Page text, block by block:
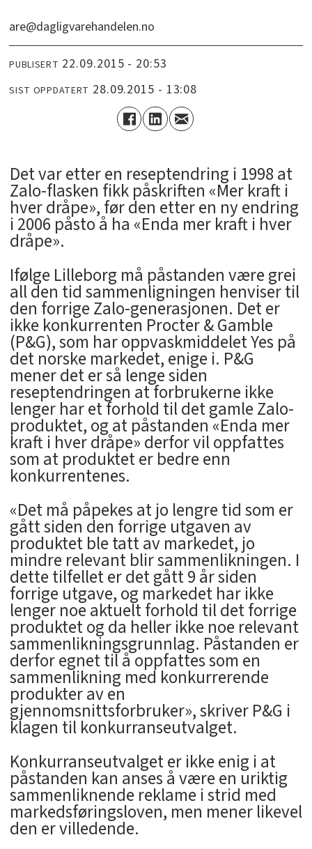
are@dagligvarehandelen.no
PUBLISERT 22.09.2015 - 20:53
SIST OPPDATERT 28.09.2015 - 13:08
Det var etter en reseptendring i 1998 at
Zalo-flasken fikk påskriften «Mer kraft i
hver dråpe», før den etter en ny endring
i 2006 påsto å ha «Enda mer kraft i hver
dråpe».
Ifølge Lilleborg må påstanden være grei
all den tid sammenligningen henviser til
den forrige Zalo-generasjonen. Det er
ikke konkurrenten Procter & Gamble
(P&G), som har oppvaskmiddelet Yes på
det norske markedet, enige i. P&G
mener det er så lenge siden
reseptendringen at forbrukerne ikke
lenger har et forhold til det gamle Zalo-
produktet, og at påstanden «Enda mer
kraft i hver dråpe» derfor vil oppfattes
som at produktet er bedre enn
konkurrentenes.
«Det må påpekes at jo lengre tid som er
gått siden den forrige utgaven av
produktet ble tatt av markedet, jo
mindre relevant blir sammenlikningen. I
dette tilfellet er det gått 9 år siden
forrige utgave, og markedet har ikke
lenger noe aktuelt forhold til det forrige
produktet og da heller ikke noe relevant
sammenlikningsgrunnlag. Påstanden er
derfor egnet til å oppfattes som en
sammenlikning med konkurrerende
produkter av en
gjennomsnittsforbruker», skriver P&G i
klagen til konkurranseutvalget.
Konkurranseutvalget er ikke enig i at
påstanden kan anses å være en uriktig
sammenliknende reklame i strid med
markedsføringsloven, men mener likevel
den er villedende.